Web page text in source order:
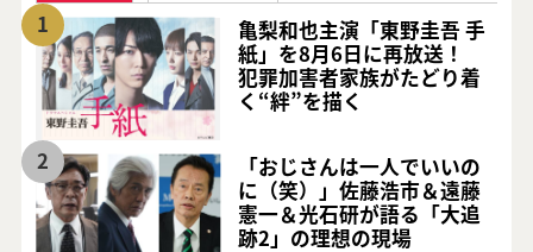
1
亀梨和也主演「東野圭吾 手
紙」を8月6日に再放送！
犯罪加害者家族がたどり着
く“絆”を描く
2
「おじさんは一人でいいの
に（笑）」佐藤浩市＆遠藤
憲一＆光石研が語る「大追
跡2」の理想の現場